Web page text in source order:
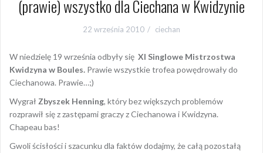
(prawie) wszystko dla Ciechana w Kwidzynie
22 września 2010 ciechan
W niedzielę 19 września odbyły się XI Singlowe Mistrzostwa
Kwidzyna w Boules. Prawie wszystkie trofea powędrowały do
Ciechanowa. Prawie…;)
Wygrał Zbyszek Henning, który bez większych problemów
rozprawił się z zastępami graczy z Ciechanowa i Kwidzyna.
Chapeau bas!
Gwoli ścisłości i szacunku dla faktów dodajmy, że całą pozostałą